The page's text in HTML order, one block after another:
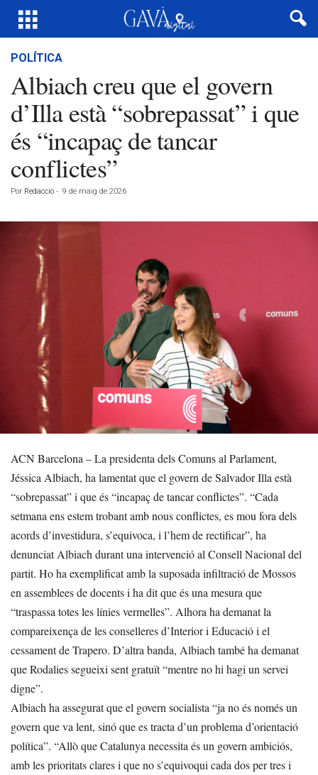
POLÍTICA
Albiach creu que el govern
d’Illa està “sobrepassat” i que
és “incapaç de tancar
conflictes”
Por Redacció - 9 de maig de 2026
ACN Barcelona – La presidenta dels Comuns al Parlament,
Jéssica Albiach, ha lamentat que el govern de Salvador Illa està
“sobrepassat” i que és “incapaç de tancar conflictes”. “Cada
setmana ens estem trobant amb nous conflictes, es mou fora dels
acords d’investidura, s’equivoca, i l’hem de rectificar”, ha
denunciat Albiach durant una intervenció al Consell Nacional del
partit. Ho ha exemplificat amb la suposada infiltració de Mossos
en assemblees de docents i ha dit que és una mesura que
“traspassa totes les línies vermelles”. Alhora ha demanat la
compareixença de les conselleres d’Interior i Educació i el
cessament de Trapero. D’altra banda, Albiach també ha demanat
que Rodalies segueixi sent gratuït “mentre no hi hagi un servei
digne”.
Albiach ha assegurat que el govern socialista “ja no és només un
govern que va lent, sinó que es tracta d’un problema d’orientació
política”. “Allò que Catalunya necessita és un govern ambiciós,
amb les prioritats clares i que no s’equivoqui cada dos per tres i